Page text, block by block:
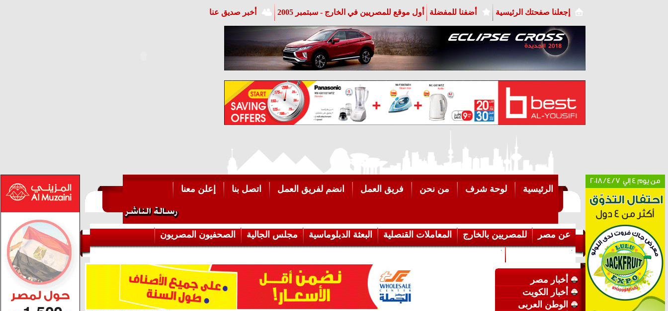
إجعلنا صفحتك الرئيسية أضفنا للمفضلة أول موقع للمصريين في الخارج - سبتمبر 2005 أخبر صديق عنا
الرئيسية لوحة شرف من نحن فريق العمل انضم لفريق العمل اتصل بنا إعلن معنا
عن مصر للمصريين بالخارج المعاملات القنصلية البعثة الدبلوماسية مجلس الجالية
الصحفيون المصريون
أخبار مصر
أخبار الكويت
الوطن العربى